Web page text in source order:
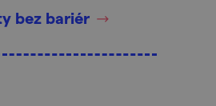
bez bariér